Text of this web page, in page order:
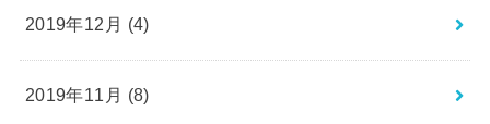
2019年12月 (4)
2019年11月 (8)